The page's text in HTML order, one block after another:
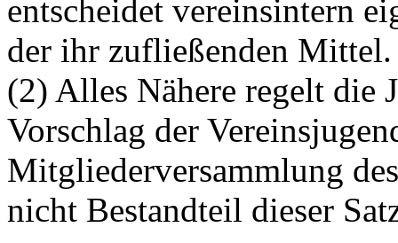
entscheidet vereinsintern
der ihr zufließenden Mittel.
(2) Alles Nähere regelt die
Vorschlag der
Mitgliederversammlung
nicht Bestandteil dieser